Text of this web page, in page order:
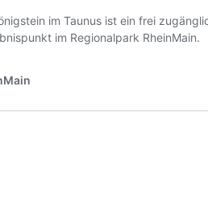
im Taunus ist ein frei
im Regionalpark RheinMain.